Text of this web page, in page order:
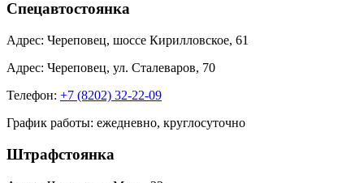
Спецавтостоянка
Адрес: Череповец, шоссе Кирилловское, 61
Адрес: Череповец, ул. Сталеваров, 70
Телефон: +7 (8202) 32-22-09
График работы: ежедневно, круглосуточно
Штрафстоянка